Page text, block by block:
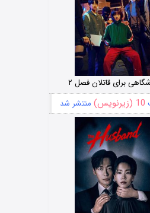
برای قاتلان فصل ۲
10 (زیرنویس) منتشر شد